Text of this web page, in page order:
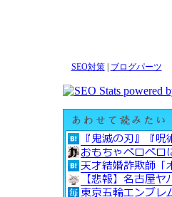
SEO対策| ブログパーツ